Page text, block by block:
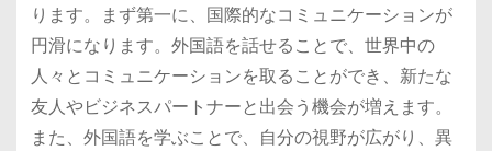
ります。まず第一に、国際的なコミュニケーションが
円滑になります。外国語を話せることで、世界中の
人々とコミュニケーションを取ることができ、新たな
友人やビジネスパートナーと出会う機会が増えます。
また、外国語を学ぶことで、自分の視野が広がり、異